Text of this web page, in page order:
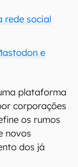
rede social
e
plataforma
corporações
os rumos
novos
dos já